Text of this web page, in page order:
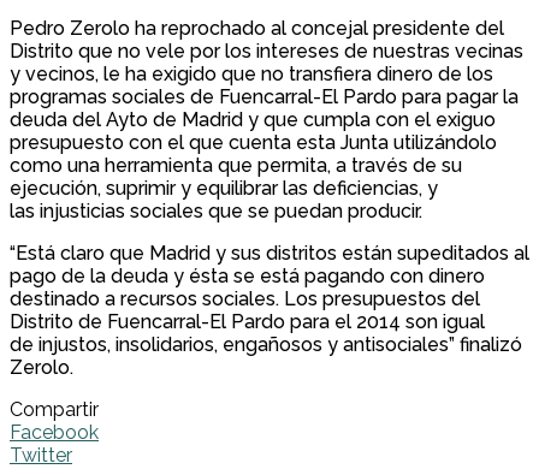
Pedro Zerolo ha reprochado al concejal presidente del
Distrito que no vele por los intereses de nuestras vecinas
y vecinos, le ha exigido que no transfiera dinero de los
programas sociales de Fuencarral-El Pardo para pagar la
deuda del Ayto de Madrid y que cumpla con el exiguo
presupuesto con el que cuenta esta Junta utilizándolo
como una herramienta que permita, a través de su
ejecución, suprimir y equilibrar las deficiencias, y
las injusticias sociales que se puedan producir.
“Está claro que Madrid y sus distritos están supeditados al
pago de la deuda y ésta se está pagando con dinero
destinado a recursos sociales. Los presupuestos del
Distrito de Fuencarral-El Pardo para el 2014 son igual
de injustos, insolidarios, engañosos y antisociales” finalizó
Zerolo.
Compartir
Facebook
Twitter